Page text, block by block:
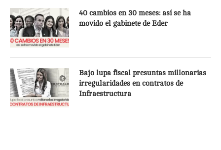
40 cambios en 30 meses: así se ha
movido el gabinete de Eder
Bajo lupa fiscal presuntas millonarias
irregularidades en contratos de
Infraestructura